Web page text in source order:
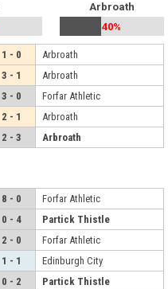
Arbroath
40%
1 - 0
Arbroath
3 - 1
Arbroath
3 - 0
Forfar Athletic
2 - 1
Arbroath
2 - 3 Arbroath
8 - 0
Forfar Athletic
0 - 4
Partick Thistle
2 - 0
Forfar Athletic
1 - 1
Edinburgh City
0 - 2 Partick Thistle